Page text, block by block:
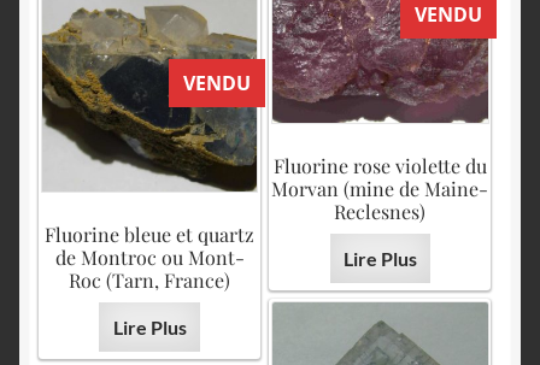
VENDU
Fluorine rose violette du
Morvan (mine de Maine-
Reclesnes)
Lire Plus
VENDU
Fluorine bleue et quartz
de Montroc ou Mont-
Roc (Tarn, France)
Lire Plus